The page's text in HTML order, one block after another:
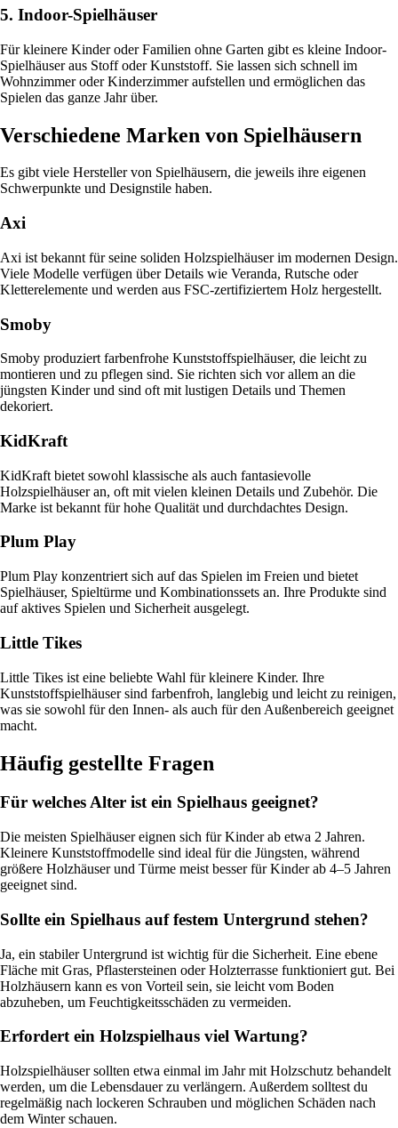
5. Indoor-Spielhäuser
Für kleinere Kinder oder Familien ohne Garten gibt es kleine Indoor-
Spielhäuser aus Stoff oder Kunststoff. Sie lassen sich schnell im
Wohnzimmer oder Kinderzimmer aufstellen und ermöglichen das
Spielen das ganze Jahr über.
Verschiedene Marken von Spielhäusern
Es gibt viele Hersteller von Spielhäusern, die jeweils ihre eigenen
Schwerpunkte und Designstile haben.
Axi
Axi ist bekannt für seine soliden Holzspielhäuser im modernen Design.
Viele Modelle verfügen über Details wie Veranda, Rutsche oder
Kletterelemente und werden aus FSC-zertifiziertem Holz hergestellt.
Smoby
Smoby produziert farbenfrohe Kunststoffspielhäuser, die leicht zu
montieren und zu pflegen sind. Sie richten sich vor allem an die
jüngsten Kinder und sind oft mit lustigen Details und Themen
dekoriert.
KidKraft
KidKraft bietet sowohl klassische als auch fantasievolle
Holzspielhäuser an, oft mit vielen kleinen Details und Zubehör. Die
Marke ist bekannt für hohe Qualität und durchdachtes Design.
Plum Play
Plum Play konzentriert sich auf das Spielen im Freien und bietet
Spielhäuser, Spieltürme und Kombinationssets an. Ihre Produkte sind
auf aktives Spielen und Sicherheit ausgelegt.
Little Tikes
Little Tikes ist eine beliebte Wahl für kleinere Kinder. Ihre
Kunststoffspielhäuser sind farbenfroh, langlebig und leicht zu reinigen,
was sie sowohl für den Innen- als auch für den Außenbereich geeignet
macht.
Häufig gestellte Fragen
Für welches Alter ist ein Spielhaus geeignet?
Die meisten Spielhäuser eignen sich für Kinder ab etwa 2 Jahren.
Kleinere Kunststoffmodelle sind ideal für die Jüngsten, während
größere Holzhäuser und Türme meist besser für Kinder ab 4–5 Jahren
geeignet sind.
Sollte ein Spielhaus auf festem Untergrund stehen?
Ja, ein stabiler Untergrund ist wichtig für die Sicherheit. Eine ebene
Fläche mit Gras, Pflastersteinen oder Holzterrasse funktioniert gut. Bei
Holzhäusern kann es von Vorteil sein, sie leicht vom Boden
abzuheben, um Feuchtigkeitsschäden zu vermeiden.
Erfordert ein Holzspielhaus viel Wartung?
Holzspielhäuser sollten etwa einmal im Jahr mit Holzschutz behandelt
werden, um die Lebensdauer zu verlängern. Außerdem solltest du
regelmäßig nach lockeren Schrauben und möglichen Schäden nach
dem Winter schauen.